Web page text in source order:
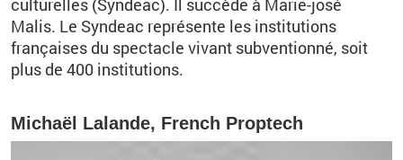
culturelles (Syndeac). Il succède à Marie-josé
Malis. Le Syndeac représente les institutions
françaises du spectacle vivant subventionné, soit
plus de 400 institutions.
Michaël Lalande, French Proptech